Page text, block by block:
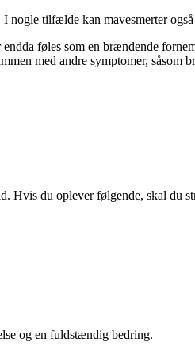
nogle tilfælde kan mavesmerter
føles som en brændende
med andre symptomer, såsom
Hvis du oplever følgende, skal du
og en fuldstændig bedring.